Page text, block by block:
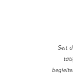
Seit